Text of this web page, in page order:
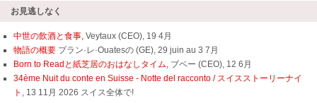
お見逃しなく
中世の飲酒と食事, Veytaux (CEO), 19 4月
物語の概要 プラン·レ·Ouatesの (GE), 29 juin au 3 7月
Born to Readと紙芝居のおはなしタイム, ブベー (CEO), 12 6月
34ème Nuit du conte en Suisse - Notte del racconto / スイスストーリーナイ
ト , 13 11月 2026 スイス全体で!